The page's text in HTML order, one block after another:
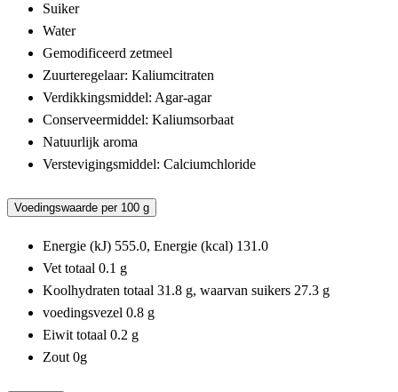
Suiker
Water
Gemodificeerd zetmeel
Zuurteregelaar: Kaliumcitraten
Verdikkingsmiddel: Agar-agar
Conserveermiddel: Kaliumsorbaat
Natuurlijk aroma
Verstevigingsmiddel: Calciumchloride
Voedingswaarde per 100 g
Energie (kJ) 555.0, Energie (kcal) 131.0
Vet totaal 0.1 g
Koolhydraten totaal 31.8 g, waarvan suikers 27.3 g
voedingsvezel 0.8 g
Eiwit totaal 0.2 g
Zout 0g